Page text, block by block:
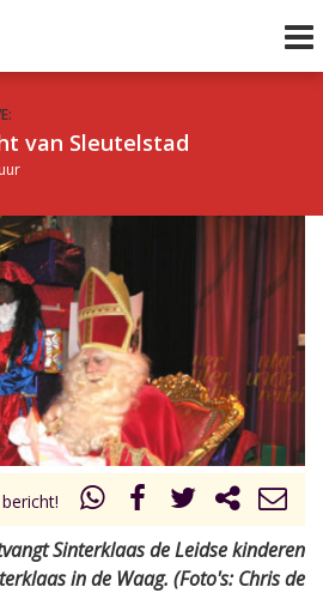
van Sleutelstad
uur 1 van 0 Volgend uur
Sinterklaas de Leidse kinderen
in de Waag. (Foto's: Chris de